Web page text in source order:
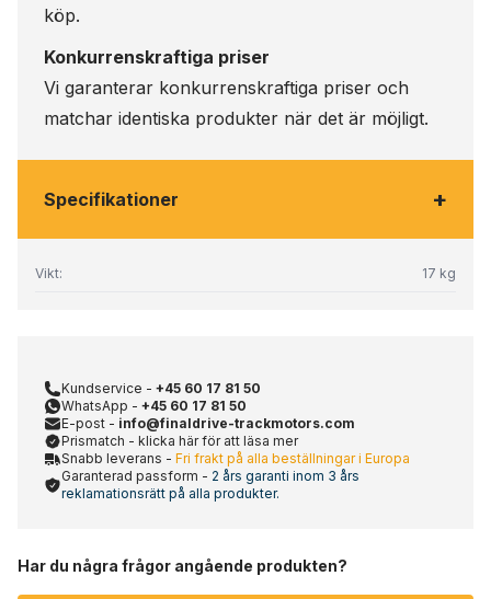
köp.
Konkurrenskraftiga priser
Vi garanterar konkurrenskraftiga priser och
matchar identiska produkter när det är möjligt.
Specifikationer +
Vikt: 17 kg
Kundservice - +45 60 17 81 50
WhatsApp - +45 60 17 81 50
E-post - info@finaldrive-trackmotors.com
Prismatch - klicka här för att läsa mer
Snabb leverans - Fri frakt på alla beställningar i Europa
Garanterad passform - 2 års garanti inom 3 års
reklamationsrätt på alla produkter.
Har du några frågor angående produkten?